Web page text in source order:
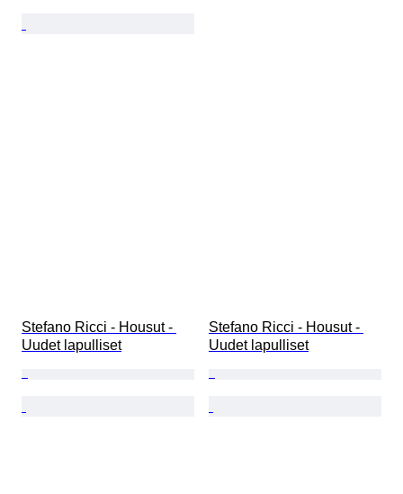
Stefano Ricci - Housut -
Uudet lapulliset
Stefano Ricci - Housut -
Uudet lapulliset